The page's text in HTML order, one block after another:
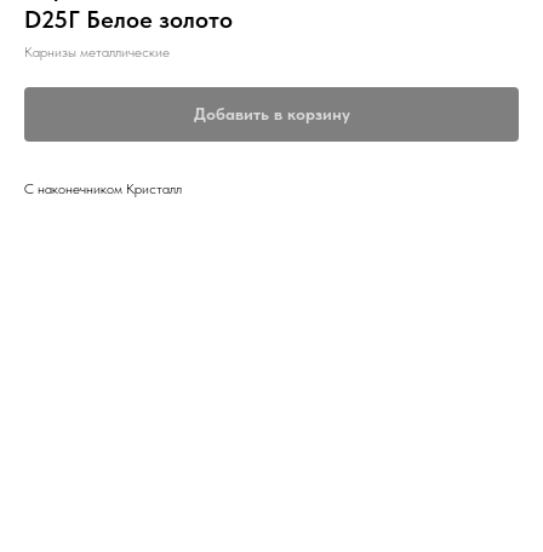
D25Г Белое золото
Карнизы металлические
Добавить в корзину
С наконечником Кристалл